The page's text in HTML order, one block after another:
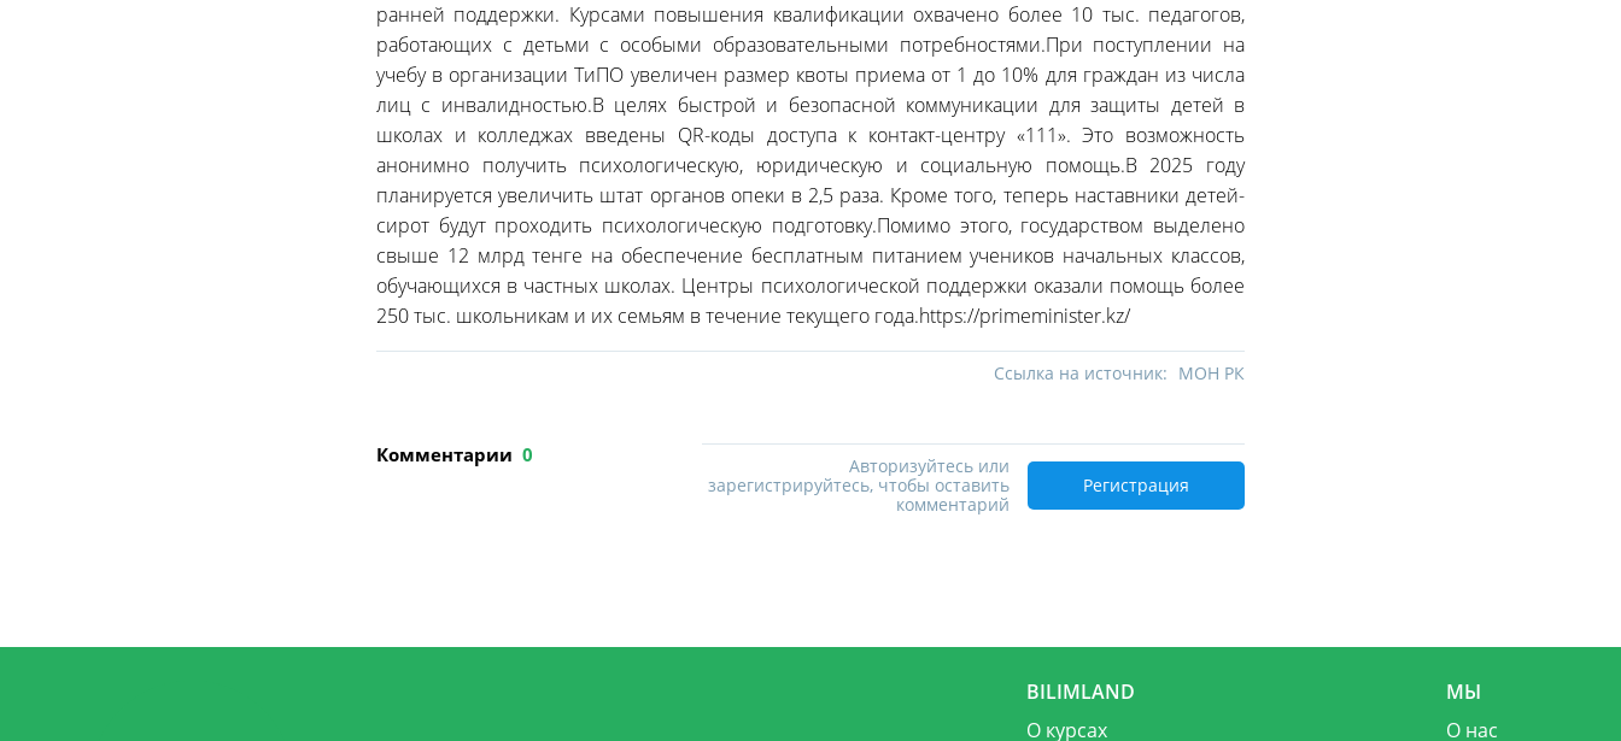
ранней поддержки. Курсами повышения квалификации охвачено более 10 тыс. педагогов,
работающих с детьми с особыми образовательными потребностями.При поступлении на
учебу в организации ТиПО увеличен размер квоты приема от 1 до 10% для граждан из числа
лиц с инвалидностью.В целях быстрой и безопасной коммуникации для защиты детей в
школах и колледжах введены QR-коды доступа к контакт-центру «111». Это возможность
анонимно получить психологическую, юридическую и социальную помощь.В 2025 году
планируется увеличить штат органов опеки в 2,5 раза. Кроме того, теперь наставники детей-
сирот будут проходить психологическую подготовку.Помимо этого, государством выделено
свыше 12 млрд тенге на обеспечение бесплатным питанием учеников начальных классов,
обучающихся в частных школах. Центры психологической поддержки оказали помощь более
250 тыс. школьникам и их семьям в течение текущего года.https://primeminister.kz/
Ссылка на источник: МОН РК
Комментарии 0
Авторизуйтесь или
зарегистрируйтесь, чтобы оставить
комментарий
Регистрация
BILIMLAND
О курсах
МЫ
О нас